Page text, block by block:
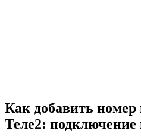
Как добавить
Теле2: